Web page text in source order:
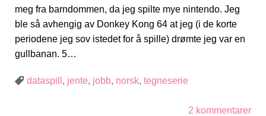
meg fra barndommen, da jeg spilte mye nintendo. Jeg
ble så avhengig av Donkey Kong 64 at jeg (i de korte
periodene jeg sov istedet for å spille) drømte jeg var en
gullbanan. 5…
dataspill , jente, jobb, norsk, tegneserie
2 kommentarer